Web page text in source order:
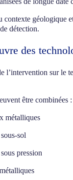
contexte
détection.
des
l’intervention sur le
être combinées :
métalliques
sol
pression